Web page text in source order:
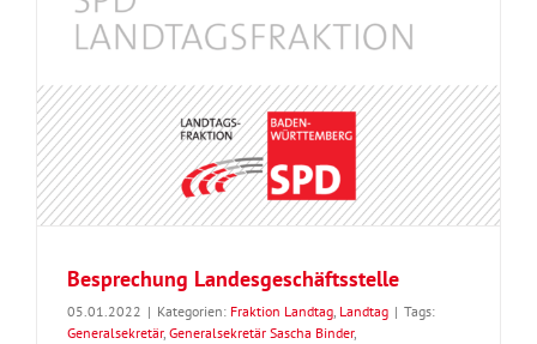
Besprechung Landesgeschäftsstelle
05.01.2022 | Kategorien: Fraktion Landtag, Landtag | Tags:
Generalsekretär, Generalsekretär Sascha Binder,